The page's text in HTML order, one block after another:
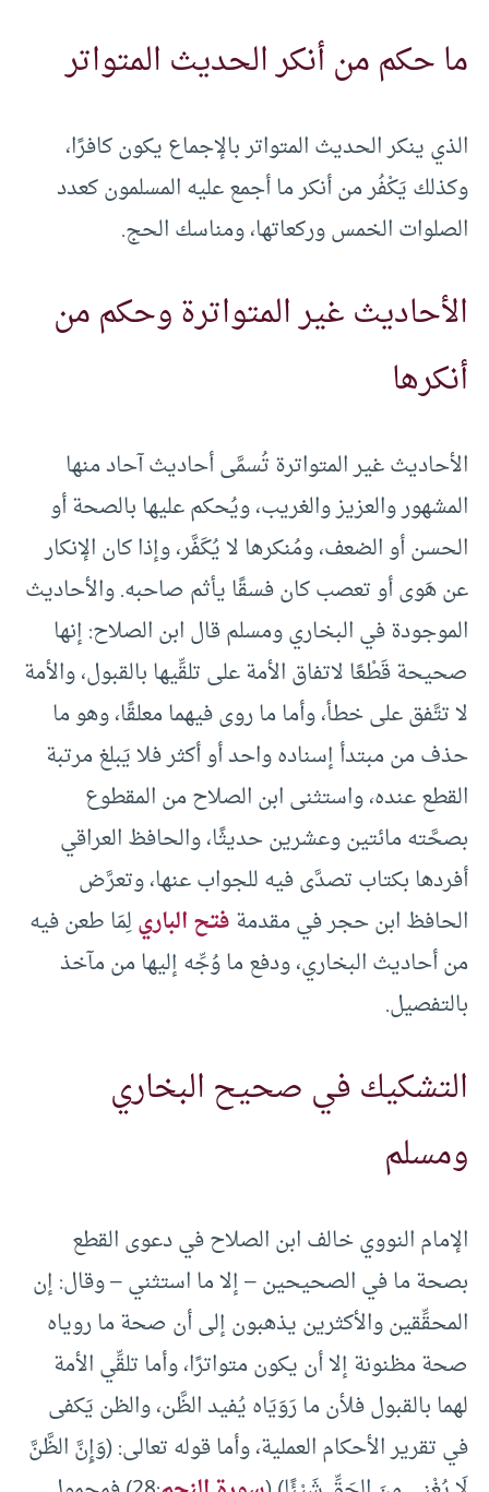
ما حكم من أنكر الحديث المتواتر
الذي ينكر الحديث المتواتر بالإجماع يكون كافرًا،
وكذلك يَكْفُر من أنكر ما أجمع عليه المسلمون كعدد
الصلوات الخمس وركعاتها، ومناسك الحج.
الأحاديث غير المتواترة وحكم من
أنكرها
الأحاديث غير المتواترة تُسمَّى أحاديث آحاد منها
المشهور والعزيز والغريب، ويُحكم عليها بالصحة أو
الحسن أو الضعف، ومُنكرها لا يُكَفَّر، وإذا كان الإنكار
عن هَوى أو تعصب كان فسقًا يأثم صاحبه. والأحاديث
الموجودة في البخاري ومسلم قال ابن الصلاح: إنها
صحيحة قَطْعًا لاتفاق الأمة على تلقِّيها بالقبول، والأمة
لا تتَّفق على خطأ، وأما ما روى فيهما معلقًا، وهو ما
حذف من مبتدأ إسناده واحد أو أكثر فلا يَبلغ مرتبة
القطع عنده، واستثنى ابن الصلاح من المقطوع
بصحَّته مائتين وعشرين حديثًا، والحافظ العراقي
أفردها بكتاب تصدَّى فيه للجواب عنها، وتعرَّض
الحافظ ابن حجر في مقدمةفتح الباريلِمَا طعن فيه
من أحاديث البخاري، ودفع ما وُجِّه إليها من مآخذ
بالتفصيل.
التشكيك في صحيح البخاري
ومسلم
الإمام النووي خالف ابن الصلاح في دعوى القطع
بصحة ما في الصحيحين – إلا ما استثني – وقال: إن
المحقِّقين والأكثرين يذهبون إلى أن صحة ما روياه
صحة مظنونة إلا أن يكون متواترًا، وأما تلقِّي الأمة
لهما بالقبول فلأن ما رَوَيَاه يُفيد الظَّن، والظن يَكفى
في تقرير الأحكام العملية، وأما قوله تعالى: (وَإِنَّ الظَّنَّ